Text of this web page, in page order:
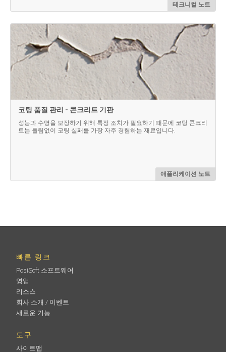
테크니컬 노트
코팅 품질 관리 - 콘크리트 기판
성능과 수명을 보장하기 위해 특정 조치가 필요하기 때문에 코팅 콘크리
트는 틀림없이 코팅 실패를 가장 자주 경험하는 재료입니다.
애플리케이션 노트
빠른 링크
PosiSoft 소프트웨어
영업
리소스
회사 소개 / 이벤트
새로운 기능
도구
사이트맵